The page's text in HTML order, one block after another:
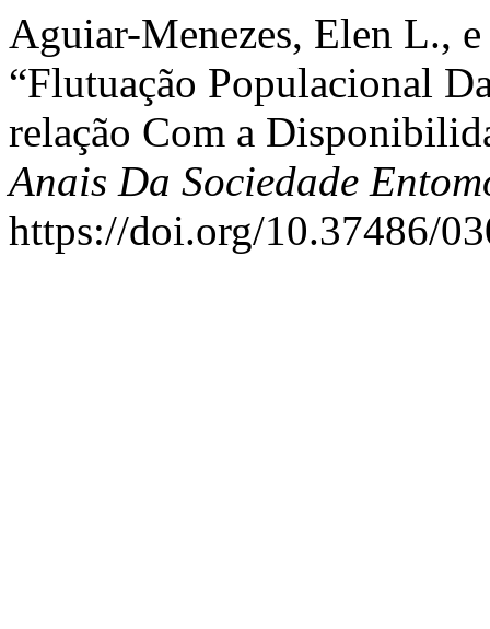
Aguiar-Menezes, Elen L.,
“Flutuação Populacional
relação Com a
Anais Da Sociedade
https://doi.org/10.37486/